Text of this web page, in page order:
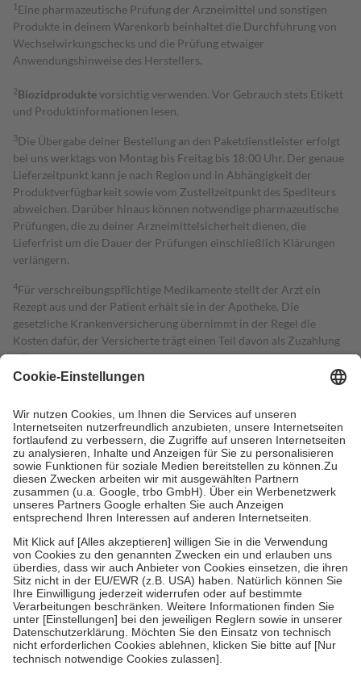
1 Eine pharmazeutische Prüfung der Arzneimittel und sonstigen
Produkte in deinem Warenkorb beinhaltet die Durchführung von
Wechselwirkungschecks und die Prüfung etwaiger
Anwendungshinweise des Herstellers.
2Biozidproduktevorsichtig verwenden. Vor Gebrauch stets Etikett
und Produktinformationen lesen.
3Die Übergabe deiner Bestellung an den Paketdienstleister erfolgt
bei uns werktags von Montag bis Freitag bis 18:00 Uhr. Der genaue
Lieferzeitpunkt kann je nach Region und in Abhängigkeit der
Produktverfügbarkeit sowie vom Zustellzeitpunkt des Spediteurs
abweichen. Darüber hinaus können notwendige pharmazeutische
Prüfungen, die zu deiner Arzneimittelsicherheit dienen, die
Lieferfrist um die Dauer der Prüfungen einschließlich Klärungen
verlängern.
4Für verschreibungspflichtige Medikamente stellt der Arzt ein
Rezept aus und der Patient erhält sie in der Apotheke. Die
gesetzliche Krankenversicherung übernimmt in der Regel die
Kosten dafür, der Versicherte trägt einen Teil davon als Zuzahlung
mit.
Grundsätzlich leisten Mitglieder Zuzahlungen in Höhe von zehn
höchstens zehn Euro.
Es sind jedoch nie mehr als die tatsächlichen
Kosten der Leistung zu entrichten.
Diese Regeln gelten grundsätzlich auch für Online-Apotheken.
Bei Heilmitteln und häuslicher Krankenpflege beträgt die
Zuzahlung zehn Prozent der Kosten sowie zehn Euro je
Verordnung.
Um das Engagement der Versicherten für ihre eigene Gesundheit zu
stärken und die besondere Stellung der Familie zu unterstützen,
fallenkeine Zuzahlungenan bei:
• Kindern und Jugendlichen bis zum vollendeten 18. Lebensjahr
mit Ausnahme der Fahrkosten
• Untersuchungen zur Vorsorge und Früherkennung, die von der
GKV getragen werden
• empfohlenen Schutzimpfungen
• Harn- und Blutteststreifen